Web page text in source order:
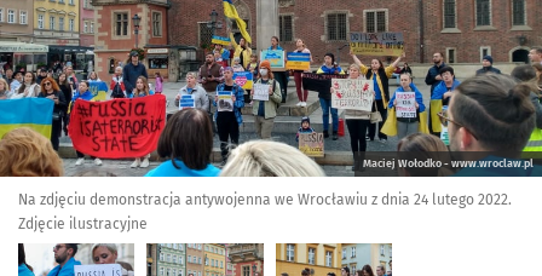
Maciej Wołodko - www.wroclaw.pl
Na zdjęciu demonstracja antywojenna we Wrocławiu z dnia 24 lutego 2022.
Zdjęcie ilustracyjne